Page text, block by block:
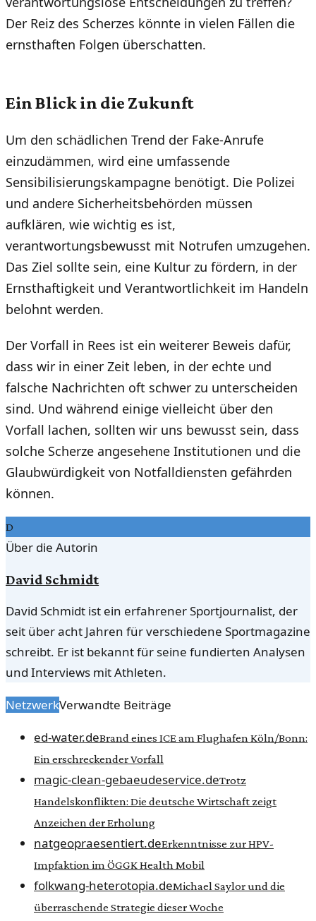
Der Reiz des Scherzes könnte in vielen Fällen die
ernsthaften Folgen überschatten.
Ein Blick in die Zukunft
Um den schädlichen Trend der Fake-Anrufe
einzudämmen, wird eine umfassende
Sensibilisierungskampagne benötigt. Die Polizei
und andere Sicherheitsbehörden müssen
aufklären, wie wichtig es ist,
verantwortungsbewusst mit Notrufen umzugehen.
Das Ziel sollte sein, eine Kultur zu fördern, in der
Ernsthaftigkeit und Verantwortlichkeit im Handeln
belohnt werden.
Der Vorfall in Rees ist ein weiterer Beweis dafür,
dass wir in einer Zeit leben, in der echte und
falsche Nachrichten oft schwer zu unterscheiden
sind. Und während einige vielleicht über den
Vorfall lachen, sollten wir uns bewusst sein, dass
solche Scherze angesehene Institutionen und die
Glaubwürdigkeit von Notfalldiensten gefährden
können.
D
Über die Autorin
David Schmidt
David Schmidt ist ein erfahrener Sportjournalist, der
seit über acht Jahren für verschiedene Sportmagazine
schreibt. Er ist bekannt für seine fundierten Analysen
und Interviews mit Athleten.
NetzwerkVerwandte Beiträge
ed-water.deBrand eines ICE am Flughafen Köln/Bonn:
Ein erschreckender Vorfall
magic-clean-gebaeudeservice.deTrotz
Handelskonflikten: Die deutsche Wirtschaft zeigt
Anzeichen der Erholung
natgeopraesentiert.deErkenntnisse zur HPV-
Impfaktion im ÖGGK Health Mobil
folkwang-heterotopia.deMichael Saylor und die
überraschende Strategie dieser Woche